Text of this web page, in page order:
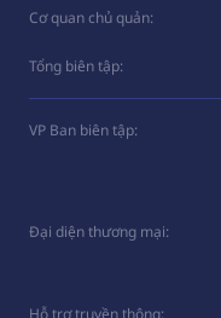
Cơ quan chủ quản:
Tổng biên tập:
VP Ban biên tập:
Đại diện thương mại:
Hỗ trợ truyền thông: